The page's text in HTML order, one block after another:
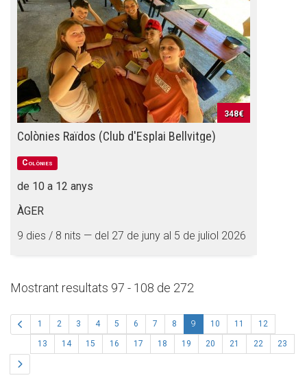
348€
Colònies Raïdos (Club d'Esplai Bellvitge)
Colònies
de 10 a 12 anys
ÀGER
9 dies / 8 nits — del 27 de juny al 5 de juliol 2026
Mostrant resultats 97 - 108 de 272
1 2 3 4 5 6 7 8 9 (actual)
10 11 12
13 14 15 16 17 18 19 20 21 22 23